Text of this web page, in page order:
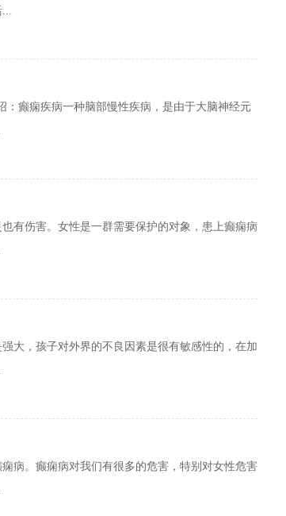
...
：癫痫疾病一种脑部慢性疾病，是由于大脑神经元
有伤害。女性是一群需要保护的对象，患上癫痫病
大，孩子对外界的不良因素是很有敏感性的，在加
病。癫痫病对我们有很多的危害，特别对女性危害